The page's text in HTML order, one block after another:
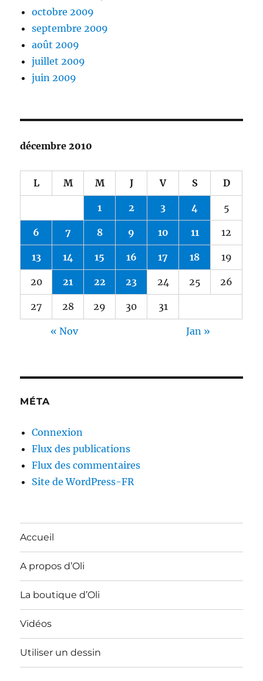
octobre 2009
septembre 2009
août 2009
juillet 2009
juin 2009
décembre 2010
L M M J V S D
1 2 3 4 5
6 7 8 9 10 11 12
13 14 15 16 17 18 19
20 21 22 23 24 25 26
27 28 29 30 31
« Nov Jan »
MÉTA
Connexion
Flux des publications
Flux des commentaires
Site de WordPress-FR
Accueil
A propos d’Oli
La boutique d’Oli
Vidéos
Utiliser un dessin